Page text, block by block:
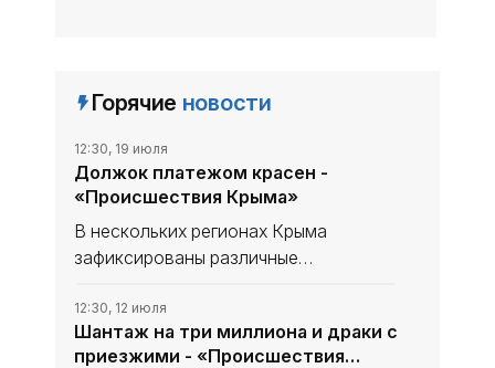
Горячие новости
12:30, 19 июля
Должок платежом красен -
«Происшествия Крыма»
В нескольких регионах Крыма
зафиксированы различные
семейных конфликтов до
обнаружения наркотиков. Важно
12:30, 12 июля
Шантаж на три миллиона и драки с
приезжими - «Происшествия